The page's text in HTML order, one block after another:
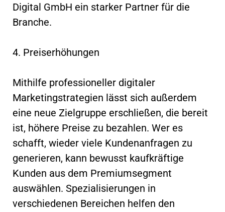
Digital GmbH ein starker Partner für die
Branche.
4. Preiserhöhungen
Mithilfe professioneller digitaler
Marketingstrategien lässt sich außerdem
eine neue Zielgruppe erschließen, die bereit
ist, höhere Preise zu bezahlen. Wer es
schafft, wieder viele Kundenanfragen zu
generieren, kann bewusst kaufkräftige
Kunden aus dem Premiumsegment
auswählen. Spezialisierungen in
verschiedenen Bereichen helfen den